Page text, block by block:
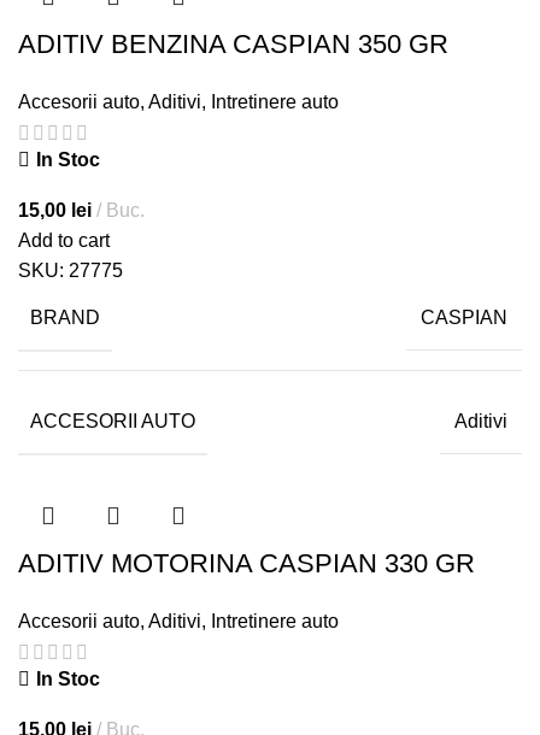
ADITIV BENZINA CASPIAN 350 GR
Accesorii auto, Aditivi, Intretinere auto
In Stoc
15,00 lei
Buc.
Add to cart
SKU: 27775
BRAND CASPIAN
ACCESORII AUTO Aditivi
ADITIV MOTORINA CASPIAN 330 GR
Accesorii auto, Aditivi, Intretinere auto
In Stoc
15,00 lei Buc.